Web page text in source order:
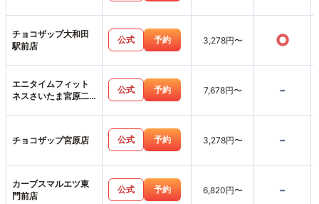
チョコザップ大和田
駅前店
公式 予約 3,278円〜 ○
エニタイムフィット
ネスさいたま宮原二
公式 予約 7,678円〜 -
チョコザップ宮原店 公式 予約 3,278円〜 -
カーブスマルエツ東
門前店
公式 予約 6,820円〜 -